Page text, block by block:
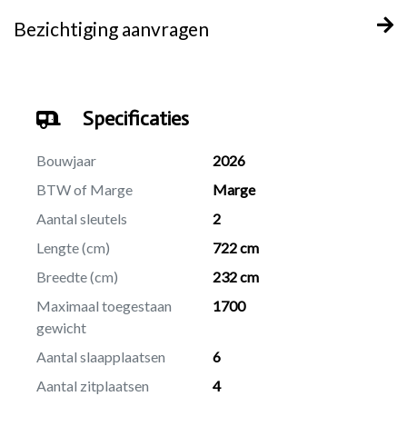
Bezichtiging aanvragen
Specificaties
Bouwjaar
2026
BTW of Marge
Marge
Aantal sleutels
2
Lengte (cm)
722 cm
Breedte (cm)
232 cm
Maximaal toegestaan
gewicht
1700
Aantal slaapplaatsen
6
Aantal zitplaatsen
4